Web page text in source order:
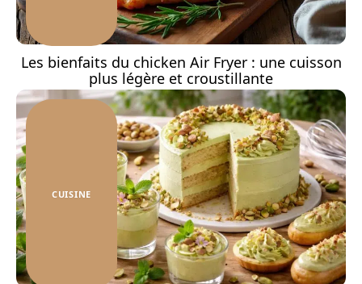
Les bienfaits du chicken Air Fryer : une cuisson
plus légère et croustillante
CUISINE